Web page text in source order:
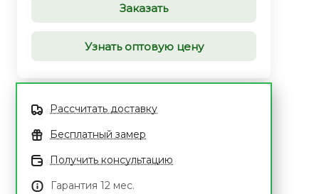
Заказать
Узнать оптовую цену
Рассчитать доставку
Бесплатный замер
Получить консультацию
Гарантия 12 мес.